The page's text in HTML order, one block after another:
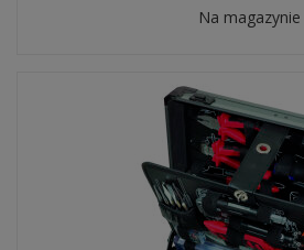
Na magazynie